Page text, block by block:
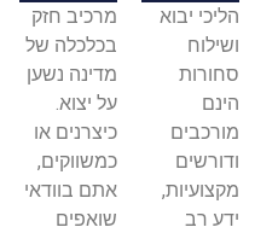
הליכי יבוא
ושילוח
סחורות
הינם
מורכבים
ודורשים
מקצועיות,
ידע רב
מרכיב חזק
בכלכלה של
מדינה נשען
על יצוא.
כיצרנים או
כמשווקים,
אתם בוודאי
שואפים